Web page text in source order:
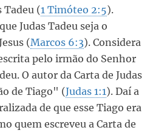
Tadeu (1 Timóteo 2:5).
Judas Tadeu seja o
(Marcos 6:3). Considera
pelo irmão do Senhor
O autor da Carta de Judas
de Tiago" (Judas 1:1). Daí a
de que esse Tiago era
quem escreveu a Carta de